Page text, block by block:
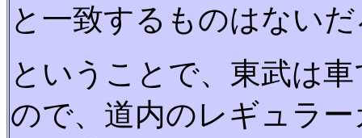
と一致するものはない
ということで、東武は
ので、道内のレギュラ